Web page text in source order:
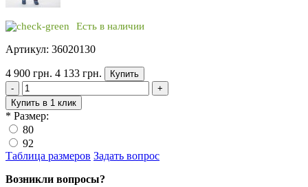
Есть в наличии
Артикул: 36020130
4 900 грн. 4 133 грн.
Купить
-
+
Купить в 1 клик
* Размер:
80
92
Таблица размеров Задать вопрос
Возникли вопросы?